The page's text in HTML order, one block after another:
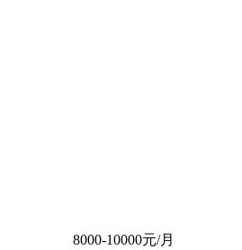
8000-10000元/月